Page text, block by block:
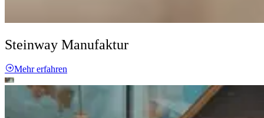
Steinway Manufaktur
Mehr erfahren